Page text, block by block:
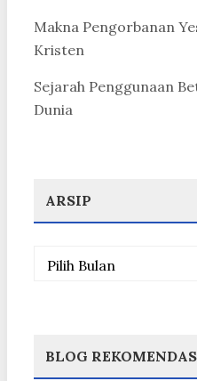
Makna Pengorbanan
Kristen
Sejarah Penggunaan
Dunia
ARSIP
Arsip
BLOG